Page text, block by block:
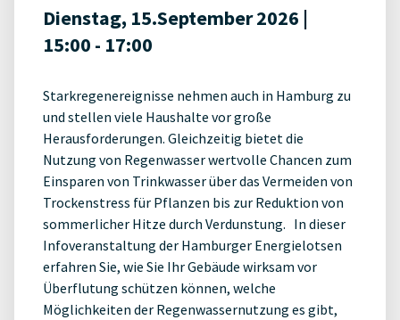
Dienstag, 15.September 2026 |
15:00 - 17:00
Starkregenereignisse nehmen auch in Hamburg zu
und stellen viele Haushalte vor große
Herausforderungen. Gleichzeitig bietet die
Nutzung von Regenwasser wertvolle Chancen zum
Einsparen von Trinkwasser über das Vermeiden von
Trockenstress für Pflanzen bis zur Reduktion von
sommerlicher Hitze durch Verdunstung. In dieser
Infoveranstaltung der Hamburger Energielotsen
erfahren Sie, wie Sie Ihr Gebäude wirksam vor
Überflutung schützen können, welche
Möglichkeiten der Regenwassernutzung es gibt,